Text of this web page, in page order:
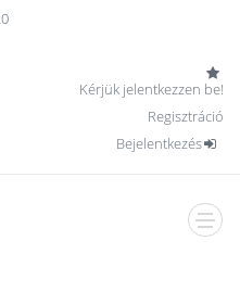
Kérjük jelentkezzen be!
Regisztráció
Bejelentkezés